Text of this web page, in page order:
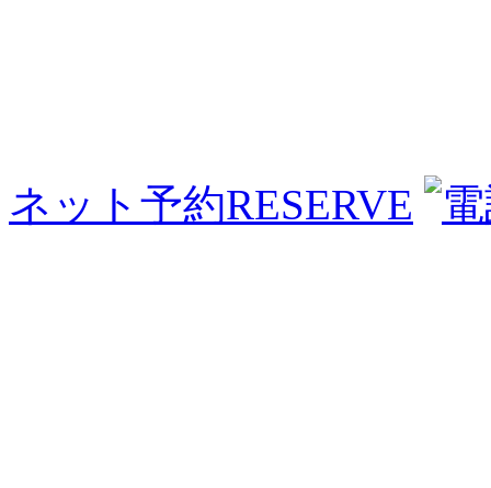
ネット予約RESERVE